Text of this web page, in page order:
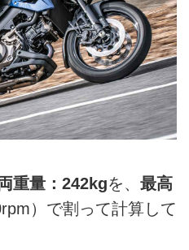
重量：242kgを、 最高
）で割って計算して